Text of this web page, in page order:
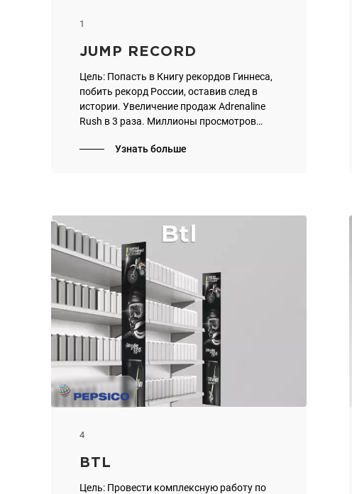
1
JUMP RECORD
Цель: Попасть в Книгу рекордов Гиннеса,
побить рекорд России, оставив след в
истории. Увеличение продаж Adrenaline
Rush в 3 раза. Миллионы просмотров
Узнать больше
4
BTL
Цель: Провести комплексную работу по